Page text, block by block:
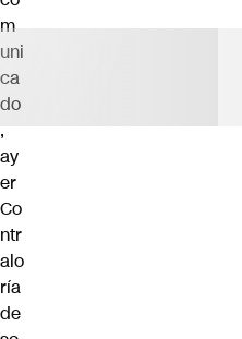
m
uni
ca
do
,
ay
er
Co
ntr
alo
ría
de